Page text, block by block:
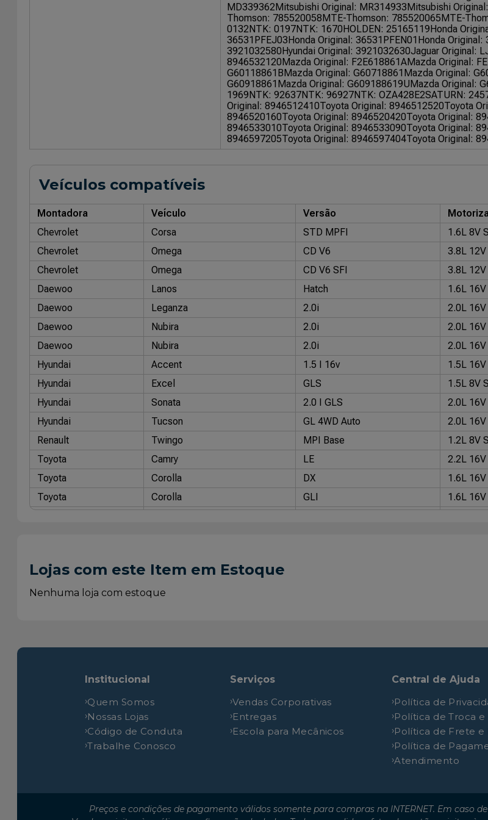
MD339362Mitsubishi Original: MR314933Mitsubishi
Thomson: 785520058MTE-Thomson: 785520065MTE-
0132NTK: 0197NTK: 1670HOLDEN: 25165119Honda
36531PFEJ03Honda Original: 36531PFEN01 Honda Original:
3921032580Hyundai Original: 3921032630Jaguar Original:
8946532120Mazda Original: F2E618861AMazda Original:
G60118861BMazda Original: G60718861 Mazda Original:
G60918861 Mazda Original: G609188619UMazda Original:
1969NTK: 92637NTK: 96927NTK: OZA428E2SATURN:
Original: 8946512410Toyota Original: 8946512520Toyota
8946520160Toyota Original: 8946520420Toyota Original:
8946533010Toyota Original: 8946533090Toyota Original:
8946597205Toyota Original: 8946597404Toyota Original:
Veículos compatíveis
Montadora Veículo Versão
Chevrolet
Corsa STD MPFI 1.6L 8V
Chevrolet
Omega CD V6 3.8L 12V
Chevrolet
Omega CD V6 SFI 3.8L 12V
Daewoo
Lanos Hatch 1.6L
Daewoo
Leganza 2.0i 2.0L
Daewoo
Nubira 2.0i 2.0L
Daewoo
Nubira 2.0i 2.0L
Hyundai
Accent 1.5 I 16v 1.5L
Hyundai
Excel GLS 1.5L 8V
Hyundai
Sonata 2.0 I GLS 2.0L
Hyundai
Tucson GL 4WD Auto 2.0L
Renault
Twingo MPI Base 1.2L 8V
Toyota
Camry LE 2.2L
Toyota
Corolla DX 1.6L
Toyota
Corolla GLI 1.6L
Toyota
Corolla
Toyota
RAV4
Lojas com este Item em Estoque
Nenhuma loja com estoque
Institucional
Quem Somos
Nossas Lojas
Código de Conduta
Trabalhe Conosco
Serviços
Vendas Corporativas
Entregas
Escola para Mecânicos
Central de Ajuda
Política de
Política de Troca
Política de Frete e
Política de
Atendimento
Preços e condições de pagamento válidos somente para compras na INTERNET. Em caso